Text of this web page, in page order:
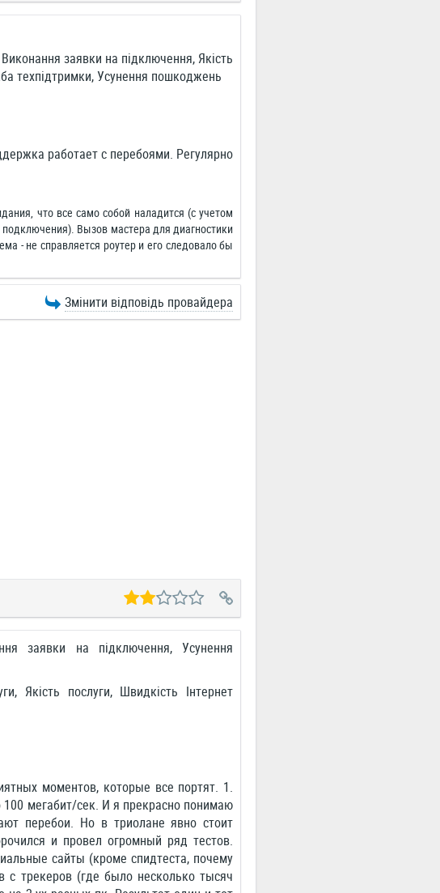
заявки на підключення, Якість
техпідтримки, Усунення пошкоджень
работает с перебоями. Регулярно
что все само собой наладится (с учетом
Вызов мастера для диагностики
- не справляется роутер и его следовало бы
Змінити відповідь провайдера
заявки на підключення, Усунення
Якість послуги, Швидкість Інтернет
моментов, которые все портят. 1.
мегабит/сек. И я прекрасно понимаю
перебои. Но в триолане явно стоит
и провел огромный ряд тестов.
сайты (кроме спидтеста, почему
трекеров (где было несколько тысяч